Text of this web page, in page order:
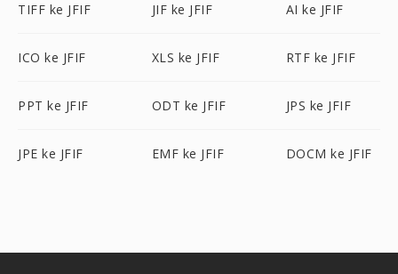
TIFF ke JFIF JIF ke JFIF AI ke JFIF
ICO ke JFIF XLS ke JFIF RTF ke JFIF
PPT ke JFIF ODT ke JFIF JPS ke JFIF
JPE ke JFIF EMF ke JFIF DOCM ke JFIF